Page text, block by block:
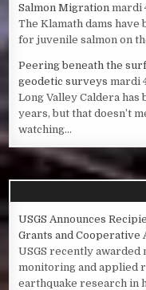
Salmon Migration mardi
The Klamath dams have
for juvenile salmon on
Peering beneath the
geodetic surveys mardi
Long Valley Caldera
years, but that doesn’t
watching...
USGS Announces
Grants and Cooperative
USGS recently
monitoring and applied
earthquake research in